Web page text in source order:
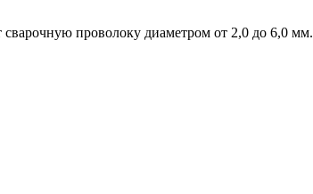
проволоку диаметром от 2,0 до 6,0 мм.